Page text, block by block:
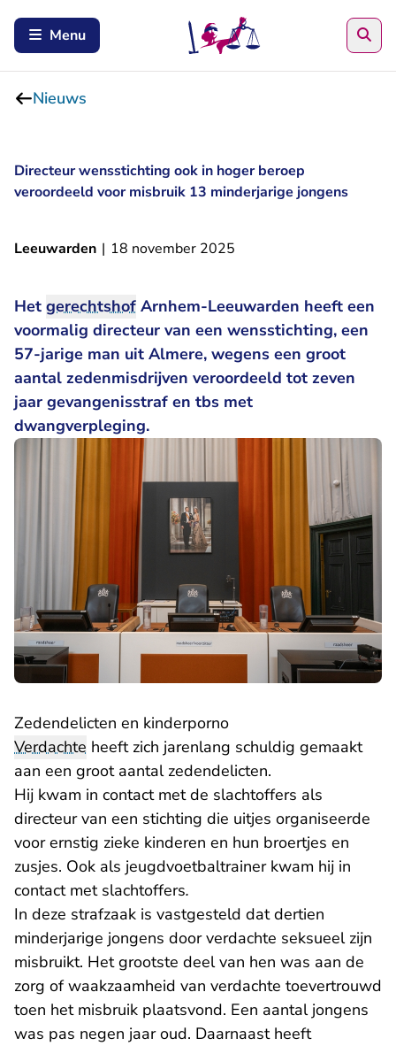
Menu
Nieuws
Directeur wensstichting ook in hoger beroep
veroordeeld voor misbruik 13 minderjarige jongens
Leeuwarden | 18 november 2025
Het gerechtshof Arnhem-Leeuwarden heeft een
voormalig directeur van een wensstichting, een
57-jarige man uit Almere, wegens een groot
aantal zedenmisdrijven veroordeeld tot zeven
jaar gevangenisstraf en tbs met
dwangverpleging.
Zedendelicten en kinderporno
Verdachte heeft zich jarenlang schuldig gemaakt
aan een groot aantal zedendelicten.
Hij kwam in contact met de slachtoffers als
directeur van een stichting die uitjes organiseerde
voor ernstig zieke kinderen en hun broertjes en
zusjes. Ook als jeugdvoetbaltrainer kwam hij in
contact met slachtoffers.
In deze strafzaak is vastgesteld dat dertien
minderjarige jongens door verdachte seksueel zijn
misbruikt. Het grootste deel van hen was aan de
zorg of waakzaamheid van verdachte toevertrouwd
toen het misbruik plaatsvond. Een aantal jongens
was pas negen jaar oud. Daarnaast heeft